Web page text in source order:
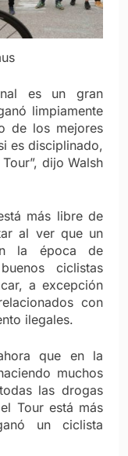
es un gran
limpiamente
de los mejores
es disciplinado,
dijo Walsh
más libre de
al ver que un
la época de
ciclistas
a excepción
con
ilegales.
que en la
muchos
las drogas
Tour está más
un ciclista